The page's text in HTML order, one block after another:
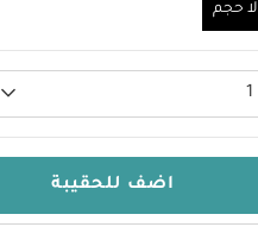
لا حجم
1
اضف للحقيبة